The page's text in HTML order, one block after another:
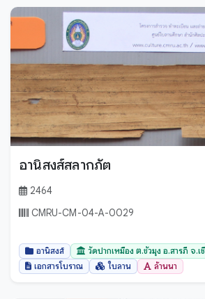
อานิสงส์สลากภัต
2464
CMRU-CM-04-A-0029
อานิสงส์
วัดปากเหมือง ต.ขัวมุง อ.สารภี จ.เ
เอกสารโบราณ
ใบลาน ล้านนา